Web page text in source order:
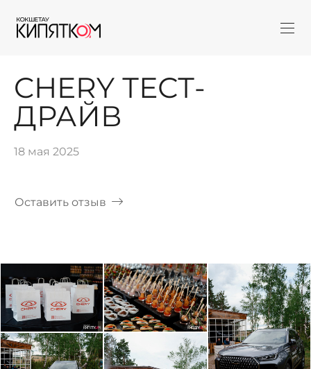
CHERY ТЕСТ-
ДРАЙВ
18 мая 2025
Оставить отзыв